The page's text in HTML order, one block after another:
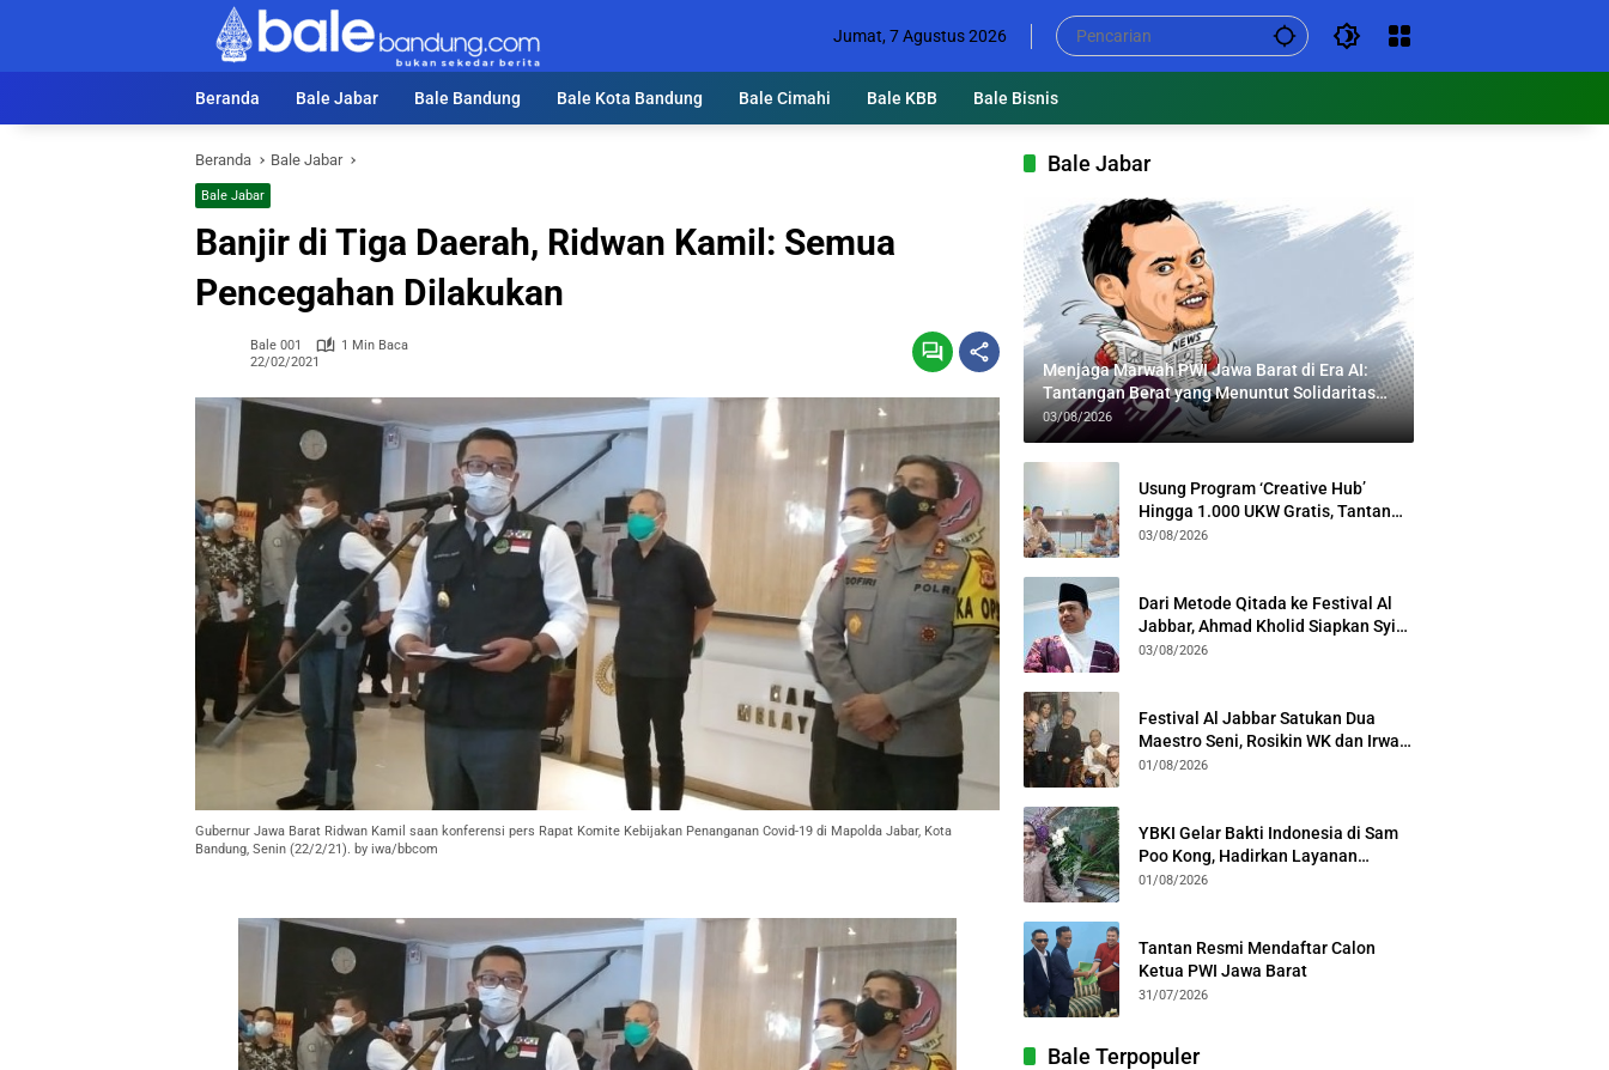
Jumat, 7 Agustus 2026
Beranda Bale Jabar Bale Bandung Bale Kota Bandung Bale Cimahi Bale KBB Bale Bisnis
Beranda Bale Jabar
Bale Jabar
Banjir di Tiga Daerah, Ridwan Kamil: Semua
Pencegahan Dilakukan
Bale 001
1 Min Baca
22/02/2021
Gubernur Jawa Barat Ridwan Kamil saan konferensi pers Rapat Komite Kebijakan Penanganan Covid-19 di Mapolda Jabar, Kota
Bandung, Senin (22/2/21). by iwa/bbcom
Bale Jabar
Menjaga Marwah PWI Jawa Barat di Era AI:
Tantangan Berat yang Menuntut Solidaritas
Lintas Generasi
03/08/2026
Usung Program ‘Creative Hub’
Hingga 1.000 UKW Gratis, Tantan
Sulthon Paparkan Visi PWI Jabar di
03/08/2026
Dari Metode Qitada ke Festival Al
Jabbar, Ahmad Kholid Siapkan Syiar
Al-Qur’an Lewat Nada
03/08/2026
Festival Al Jabbar Satukan Dua
Maestro Seni, Rosikin WK dan Irwan
Guntari Garap Pertunjukan Kolosal
01/08/2026
YBKI Gelar Bakti Indonesia di Sam
Poo Kong, Hadirkan Layanan
Kesehatan Gratis dan Dialog
01/08/2026
Tantan Resmi Mendaftar Calon
Ketua PWI Jawa Barat
31/07/2026
Bale Terpopuler